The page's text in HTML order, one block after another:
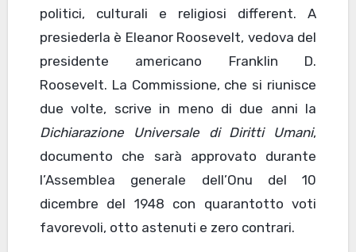
politici, culturali e religiosi different. A
presiederla è Eleanor Roosevelt, vedova del
presidente americano Franklin D.
Roosevelt. La Commissione, che si riunisce
due volte, scrive in meno di due anni la
Dichiarazione Universale di Diritti Umani,
documento che sarà approvato durante
l’Assemblea generale dell’Onu del 10
dicembre del 1948 con quarantotto voti
favorevoli, otto astenuti e zero contrari.